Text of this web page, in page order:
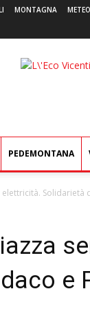
MONTAGNA METEO
L'Eco
PEDEMONTANA
Solidarietà
e